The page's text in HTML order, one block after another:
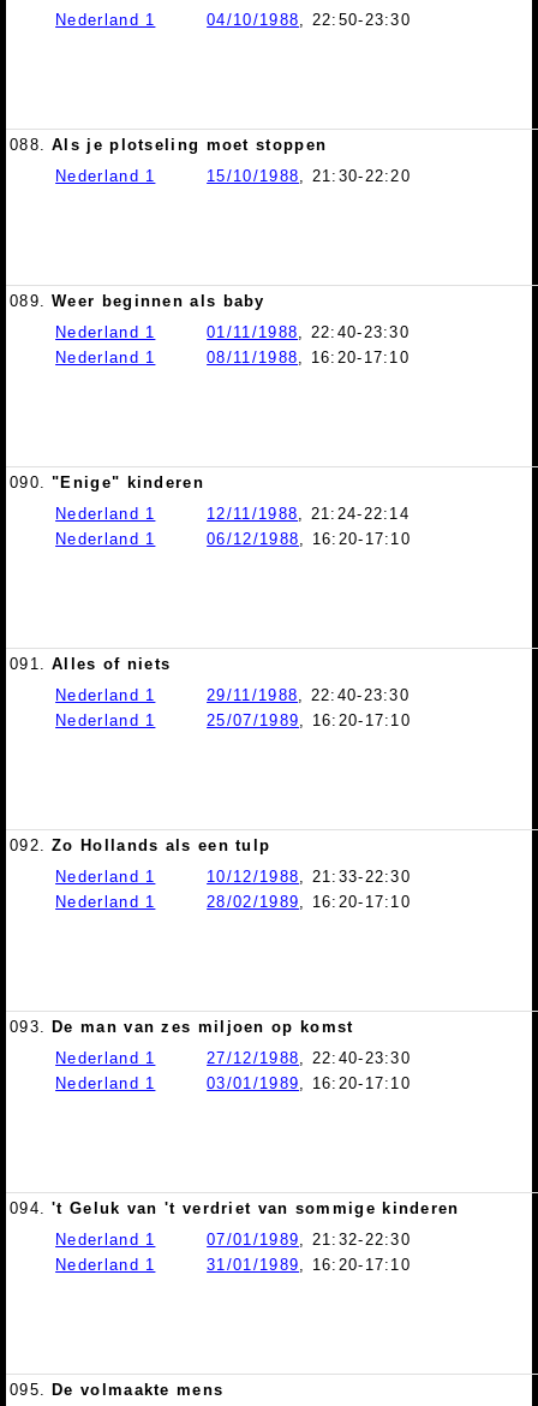
Nederland 1
04/10/1988, 22:50-23:30
088. Als je plotseling moet stoppen
Nederland 1
15/10/1988, 21:30-22:20
089. Weer beginnen als baby
Nederland 1
01/11/1988, 22:40-23:30
Nederland 1
08/11/1988, 16:20-17:10
090. "Enige" kinderen
Nederland 1
12/11/1988, 21:24-22:14
Nederland 1
06/12/1988, 16:20-17:10
091. Alles of niets
Nederland 1
29/11/1988, 22:40-23:30
Nederland 1
25/07/1989, 16:20-17:10
092. Zo Hollands als een tulp
Nederland 1
10/12/1988, 21:33-22:30
Nederland 1
28/02/1989, 16:20-17:10
093. De man van zes miljoen op komst
Nederland 1
27/12/1988, 22:40-23:30
Nederland 1
03/01/1989, 16:20-17:10
094. 't Geluk van 't verdriet van sommige kinderen
Nederland 1
07/01/1989, 21:32-22:30
Nederland 1
31/01/1989, 16:20-17:10
095. De volmaakte mens